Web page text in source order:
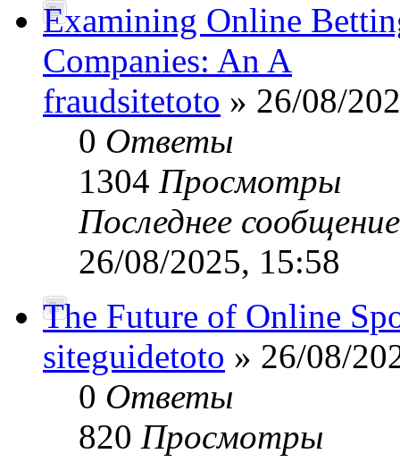
Examining Online
Companies: An A
fraudsitetoto » 26/08/
0 Ответы
1304 Просмотры
Последнее
26/08/2025, 15:58
The Future of Online
siteguidetoto » 26/08/
0 Ответы
820 Просмотры